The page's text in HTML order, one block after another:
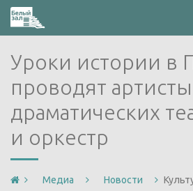
Уроки истории в
проводят артисты
драматических
и оркестр
Медиа Новости